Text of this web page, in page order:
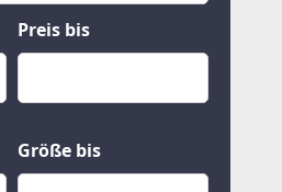
Preis bis
Größe bis